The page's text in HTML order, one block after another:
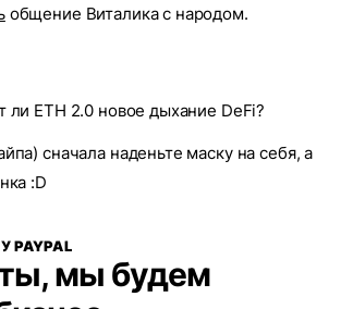
общение Виталика с народом.
ли ETH 2.0 новое дыхание DeFi?
сначала наденьте маску на себя, а
:D
PAYPAL
мы будем